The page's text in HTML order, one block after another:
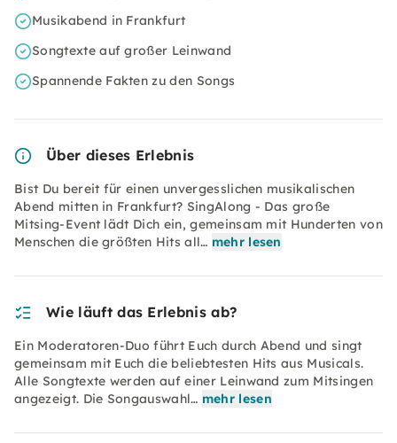
Musikabend in Frankfurt
Songtexte auf großer Leinwand
Spannende Fakten zu den Songs
Über dieses Erlebnis
Bist Du bereit für einen unvergesslichen musikalischen
Abend mitten in Frankfurt? SingAlong - Das große
Mitsing-Event lädt Dich ein, gemeinsam mit Hunderten von
Menschen die größten Hits all… mehr lesen
Wie läuft das Erlebnis ab?
Ein Moderatoren-Duo führt Euch durch Abend und singt
gemeinsam mit Euch die beliebtesten Hits aus Musicals.
Alle Songtexte werden auf einer Leinwand zum Mitsingen
angezeigt. Die Songauswahl… mehr lesen